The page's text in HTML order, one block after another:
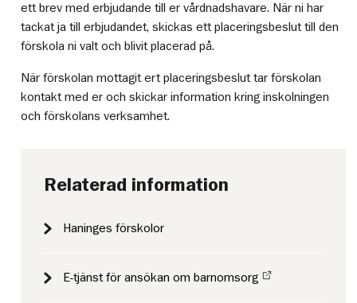
ett brev med erbjudande till er vårdnadshavare. När ni har
tackat ja till erbjudandet, skickas ett placeringsbeslut till den
förskola ni valt och blivit placerad på.
När förskolan mottagit ert placeringsbeslut tar förskolan
kontakt med er och skickar information kring inskolningen
och förskolans verksamhet.
Relaterad information
Haninges förskolor
E-tjänst för ansökan om barnomsorg